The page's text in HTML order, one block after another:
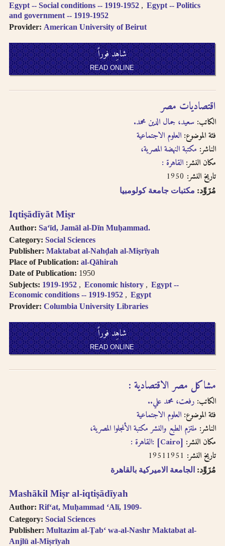
Egypt -- Social conditions -- 1919-1952
Egypt -- Politics
and government -- 1919-1952
Provider: American University of Beirut
شاهِد فوراً
READ ONLINE
Iqtiṣādīyāt Miṣr
Author: Saʻīd, Jamāl al-Dīn Muḥammad.
Category: Social Sciences
Publisher: Maktabat al-Nahḍah al-Miṣrīyah
Place of Publication: al-Qāhirah
Date of Publication: 1950
Subjects: 1919-1952 Economic history
Egypt --
Economic conditions -- 1919-1952
Egypt
Provider: Columbia University Libraries
شاهِد فوراً
READ ONLINE
اقتصاديات مصر
الكاتب: سعيد، جمال الدين محمد.
فئة الموضوع: العلوم الاجتماعية
الناشر: مكتبة النهضة المصرية،
مكان النشر: القاهرة :
تاريخ النشر:
مُزَوِّد: مكتبات جامعة كولومبيا
Mashākil Miṣr al-iqtiṣādīyah
Author: Rifʻat, Muḥammad ʻAlī, 1909-
Category: Social Sciences
Publisher: Multazim al-Ṭabʻ wa-al-Nashr Maktabat al-
Anjlū al-Miṣrīyah
مشاكل مصر الاقتصادية :‪
الكاتب: رفعت، محمد علي..‪
فئة الموضوع: العلوم الاجتماعية
الناشر: ملتزم الطبع والنشر مكتبة الأنجلوا المصرية،‪
مكان النشر: [Cairo] :القاهرة :‪
تاريخ النشر:
مُزَوِّد: الجامعة الاميركية بالقاهرة